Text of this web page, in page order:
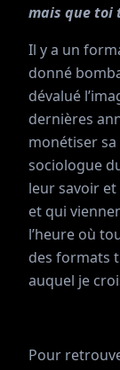
mais que toi
Il y a un
donné
dévalué
dernières
monétiser sa
sociologue
leur savoir
et qui
l’heure où
des formats
auquel je
Pour